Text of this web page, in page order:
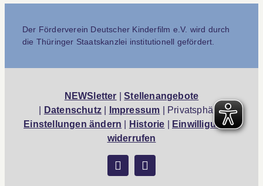
Der Förderverein Deutscher Kinderfilm e.V. wird durch
die Thüringer Staatskanzlei institutionell gefördert.
NEWSletter |Stellenangebote
Datenschutz| Impressum | Privatsphäre:
Einstellungen ändern
Historie
Einwilligungen
widerrufen